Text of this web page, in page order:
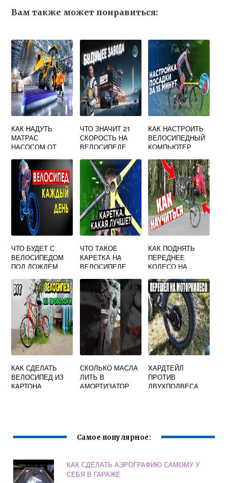
Вам также может понравиться:
КАК НАДУТЬ
МАТРАС
НАСОСОМ ОТ
ЧТО ЗНАЧИТ 21
СКОРОСТЬ НА
ВЕЛОСИПЕДЕ
КАК НАСТРОИТЬ
ВЕЛОСИПЕДНЫЙ
КОМПЬЮТЕР
ЧТО БУДЕТ С
ВЕЛОСИПЕДОМ
ПОД ДОЖДЕМ
ЧТО ТАКОЕ
КАРЕТКА НА
ВЕЛОСИПЕДЕ
КАК ПОДНЯТЬ
ПЕРЕДНЕЕ
КОЛЕСО НА
КАК СДЕЛАТЬ
ВЕЛОСИПЕД ИЗ
КАРТОНА
СКОЛЬКО МАСЛА
ЛИТЬ В
АМОРТИЗАТОР
ХАРДТЕЙЛ
ПРОТИВ
ДВУХПОДВЕСА
Самое популярное:
КАК СДЕЛАТЬ АЭРОГРАФИЮ САМОМУ У
СЕБЯ В ГАРАЖЕ